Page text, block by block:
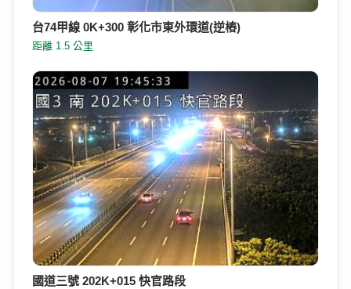
台74甲線 0K+300 彰化市東外環道(逆樁)
距離 1.5 公里
國道三號 202K+015 快官路段